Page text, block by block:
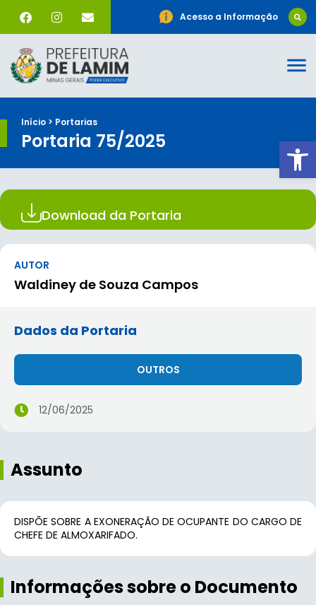
Acesso a Informação
Início > Portarias
Portaria 75/2025
Download da Portaria
AUTOR
Waldiney de Souza Campos
Dados da Portaria
OUTROS
12/06/2025
Assunto
DISPÕE SOBRE A EXONERAÇÃO DE OCUPANTE DO CARGO DE
CHEFE DE ALMOXARIFADO.
Informações sobre o Documento